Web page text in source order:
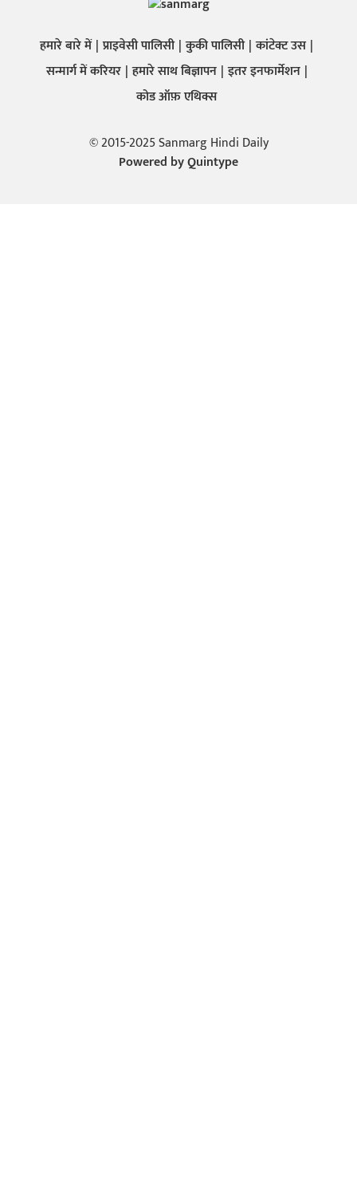
हमारे बारे में प्राइवेसी पालिसी कुकी पालिसी कांटेक्ट उस
सन्मार्ग में करियर हमारे साथ बिज्ञापन इतर इनफार्मेशन
कोड ऑफ़ एथिक्स
© 2015-2025 Sanmarg Hindi Daily
Powered byQuintype